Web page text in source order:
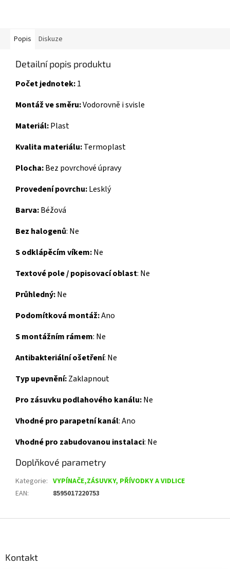
Popis Diskuze
Detailní popis produktu
Počet jednotek:1
Montáž ve směru:Vodorovně i svisle
Materiál:Plast
Kvalita materiálu:Termoplast
Plocha:Bez povrchové úpravy
Provedení povrchu:Lesklý
Barva:Béžová
Bez halogenů: Ne
S odklápěcím víkem:Ne
Textové pole / popisovací oblast: Ne
Průhledný:Ne
Podomítková montáž:Ano
S montážním rámem: Ne
Antibakteriální ošetření: Ne
Typ upevnění:Zaklapnout
Pro zásuvku podlahového kanálu:Ne
Vhodné pro parapetní kanál:Ano
Vhodné pro zabudovanou instalaci: Ne
Doplňkové parametry
Kategorie: VYPÍNAČE,ZÁSUVKY, PŘÍVODKY A VIDLICE
EAN: 8595017220753
Kontakt